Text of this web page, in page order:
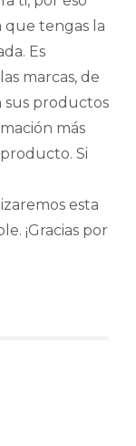
que tengas la
Es
marcas, de
sus productos
más
Si
esta
¡Gracias por